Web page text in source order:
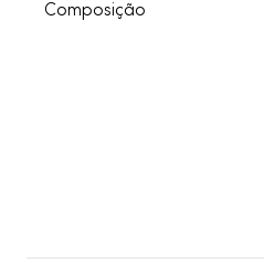
Composição